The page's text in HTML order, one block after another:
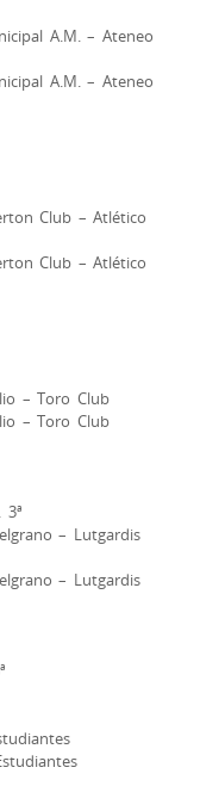
A.M. – Ateneo
A.M. – Ateneo
Club – Atlético
Club – Atlético
– Toro Club
– Toro Club
3ª
– Lutgardis
– Lutgardis